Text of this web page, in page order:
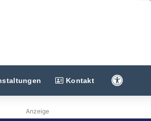
Kontakt
Anzeige